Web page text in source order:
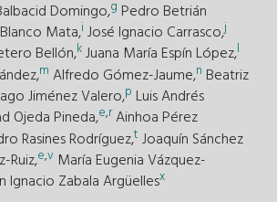
Domingo,g Pedro Betrián
Mata,i José Ignacio Carrasco,j
Bellón,kJuana María Espín López,l
m Alfredo Gómez-Jaume,n Beatriz
Jiménez Valero,p Luis Andrés
Ojeda Pineda,e,rAinhoa Pérez
Rasines Rodríguez,t Joaquín Sánchez
Ruiz,e,v María Eugenia Vázquez-
Ignacio Zabala Argüellesx